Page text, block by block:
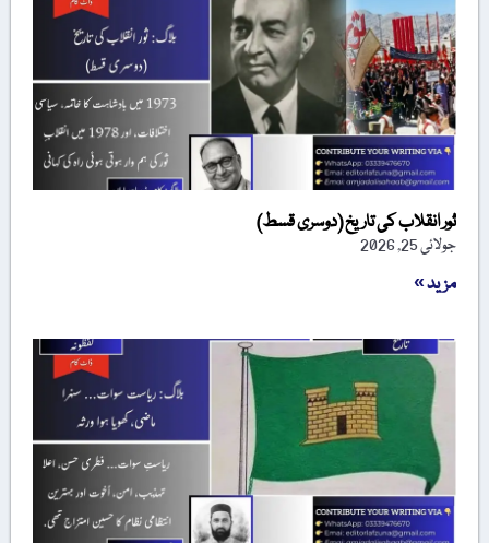
ثور انقلاب کی تاریخ (دوسری قسط)
جولائی 25, 2026
مزید »